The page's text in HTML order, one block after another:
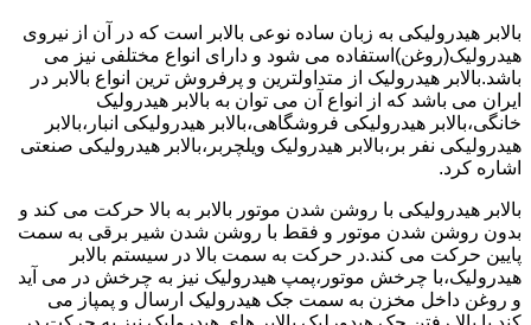
بالابر هیدرولیکی به زبان ساده نوعی بالابر است که در آن از نیروی
هیدرولیک(روغن)استفاده می شود و دارای انواع مختلفی نیز می
باشد.بالابر هیدرولیک از متداولترین و پرفروش ترین انواع بالابر در
ایران می باشد که از انواع آن می توان به بالابر هیدرولیک
خانگی،بالابر هیدرولیکی فروشگاهی،بالابر هیدرولیکی انبار،بالابر
هیدرولیکی نفر بر،بالابر هیدرولیک ویلچربر،بالابر هیدرولیکی صنعتی
اشاره کرد.
بالابر هیدرولیکی با روشن شدن موتور بالابر به بالا حرکت می کند و
بدون روشن شدن موتور و فقط با روشن شدن شیر برقی به سمت
پایین حرکت می کند.در حرکت به سمت بالا در سیستم بالابر
هیدرولیک،با چرخش موتور،پمپ هیدرولیک نیز به چرخش در می آید
و روغن داخل مخزن به سمت جک هیدرولیک ارسال و پمپاز می